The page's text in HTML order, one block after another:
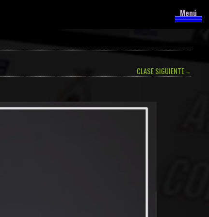
Menú
CLASE SIGUIENTE→